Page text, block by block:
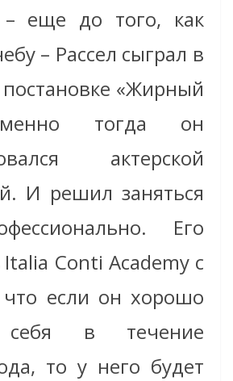
еще до того, как
– Рассел сыграл в
«Жирный
тогда он
актерской
И решил заняться
Его
Conti Academy с
что если он хорошо
себя в течение
то у него будет